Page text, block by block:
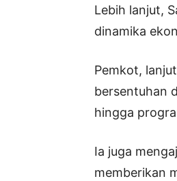
Lebih lanjut,
dinamika
Pemkot,
bersentuhan
hingga
Ia juga
memberikan